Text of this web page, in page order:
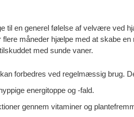
til en generel følelse af velvære ved
måneder hjælpe med at skabe
med sunde vaner.
forbedres ved regelmæssig brug.
energitoppe og -fald.
gennem vitaminer og